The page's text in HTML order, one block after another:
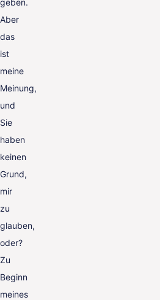
Aber
das
ist
meine
Meinung,
und
Sie
haben
keinen
Grund,
mir
zu
glauben,
oder?
Zu
Beginn
meines